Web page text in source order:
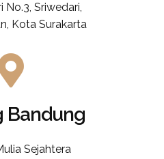
No.3, Sriwedari,
Kota Surakarta
Bandung
Sejahtera